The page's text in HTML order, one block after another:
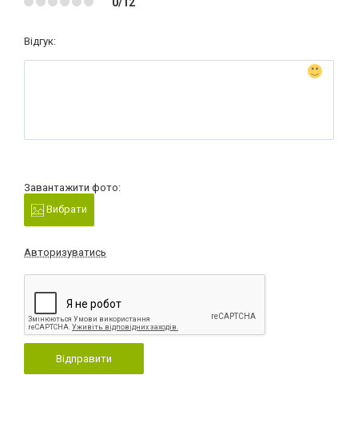
Відгук:
Завантажити фото:
Вибрати
Авторизуватись
Відправити